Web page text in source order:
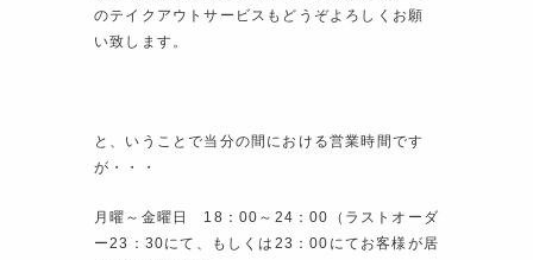
のテイクアウトサービスもどうぞよろしくお願
い致します。
と、いうことで当分の間における営業時間です
が・・・
月曜～金曜日 18：00～24：00（ラストオーダ
ー23：30にて、もしくは23：00にてお客様が居